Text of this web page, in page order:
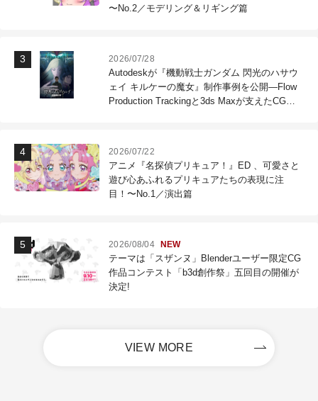
〜No.2／モデリング＆リギング篇
2026/07/28
Autodeskが『機動戦士ガンダム 閃光のハサウ
ェイ キルケーの魔女』制作事例を公開―Flow
Production Trackingと3ds Maxが支えたCG制
2026/07/22
アニメ『名探偵プリキュア！』ED 、可愛さと
遊び心あふれるプリキュアたちの表現に注
目！〜No.1／演出篇
2026/08/04 NEW
テーマは「スザンヌ」Blenderユーザー限定CG
作品コンテスト「b3d創作祭」五回目の開催が
決定!
VIEW MORE